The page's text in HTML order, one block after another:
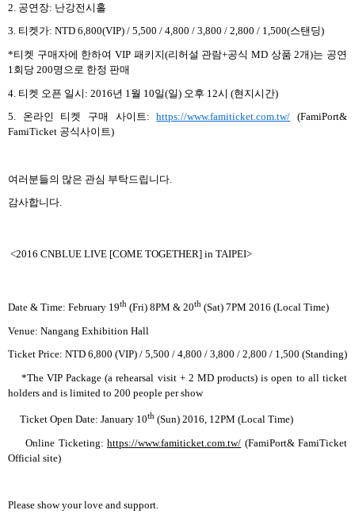
2. 공연장: 난강전시홀
3. 티켓가: NTD 6,800(VIP) / 5,500 / 4,800 / 3,800 / 2,800 / 1,500(스탠딩)
*티켓 구매자에 한하여 VIP 패키지(리허설 관람+공식MD 상품2개)는 공연
1 회당 200명으로 한정 판매
4. 티켓 오픈 일시 : 2016년 1 월 10일(일) 오후 12시 (현지시간)
5. 온라인 티켓 구매 사이트:https://www.famiticket.com.tw/ (FamiPort&
FamiTicket 공식사이트)
여러분들의 많은 관심 부탁드립니다
감사합니다.
<2016 CNBLUE LIVE [COME TOGETHER] in TAIPEI>
Date & Time: February 19th (Fri) 8PM & 20th (Sat) 7PM 2016 (Local Time)
Venue: Nangang Exhibition Hall
Ticket Price: NTD 6,800 (VIP) / 5,500 / 4,800 / 3,800 / 2,800 / 1,500 (Standing)
*The VIP Package (a rehearsal visit + 2 MD products) is open to all ticket
holders and is limited to 200 people per show
Ticket Open Date: January 10th (Sun) 2016, 12PM (Local Time)
Online Ticketing:https://www.famiticket.com.tw/ (FamiPort& FamiTicket
Official site)
Please show your love and support.